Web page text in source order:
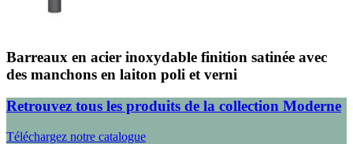
Barreaux en acier inoxydable finition satinée avec
des manchons en laiton poli et verni
Retrouvez tous les produits de la collection Moderne
Téléchargez notre catalogue